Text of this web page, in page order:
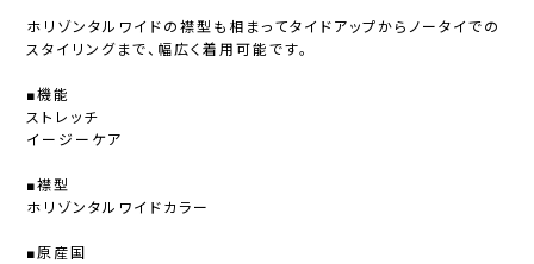
ホリゾンタルワイドの襟型も相まってタイドアップからノータイでの
スタイリングまで、幅広く着用可能です。
■機能
ストレッチ
イージーケア
■襟型
ホリゾンタルワイドカラー
■原産国